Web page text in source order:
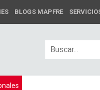
BLOGS MAPFRE